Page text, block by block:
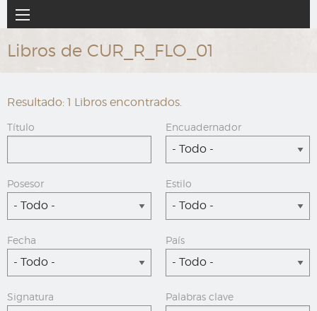
al
contenido
principal
Navegación
principal
Libros de CUR_R_FLO_01
Resultado: 1 Libros encontrados.
Título Encuadernador
- Todo -
Posesor
- Todo -
Estilo
- Todo -
Fecha
- Todo -
País
- Todo -
Signatura Palabras clave